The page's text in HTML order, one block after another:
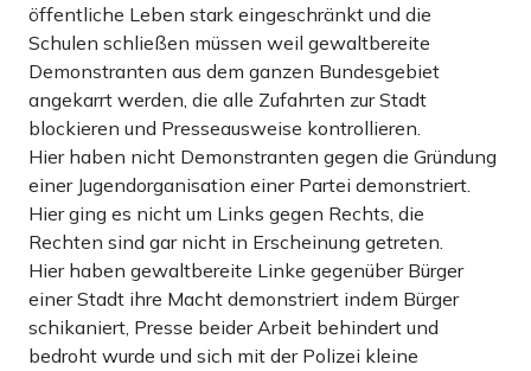
öffentliche Leben stark eingeschränkt und die
Schulen schließen müssen weil gewaltbereite
Demonstranten aus dem ganzen Bundesgebiet
angekarrt werden, die alle Zufahrten zur Stadt
blockieren und Presseausweise kontrollieren.
Hier haben nicht Demonstranten gegen die Gründung
einer Jugendorganisation einer Partei demonstriert.
Hier ging es nicht um Links gegen Rechts, die
Rechten sind gar nicht in Erscheinung getreten.
Hier haben gewaltbereite Linke gegenüber Bürger
einer Stadt ihre Macht demonstriert indem Bürger
schikaniert, Presse beider Arbeit behindert und
bedroht wurde und sich mit der Polizei kleine